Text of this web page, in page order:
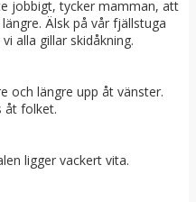
jobbigt, tycker mamman, att
Älsk på vår fjällstuga
alla gillar skidåkning.
och längre upp åt vänster.
åt folket.
ligger vackert vita.